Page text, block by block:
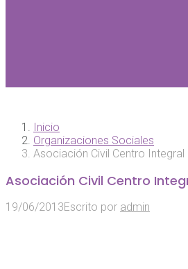
Inicio
Organizaciones Sociales
Asociación Civil Centro Integral
Asociación Civil Centro
19/06/2013Escrito por admin